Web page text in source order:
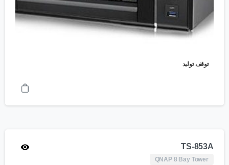
توقف تولید
TS-853A
QNAP 8 Bay Tower